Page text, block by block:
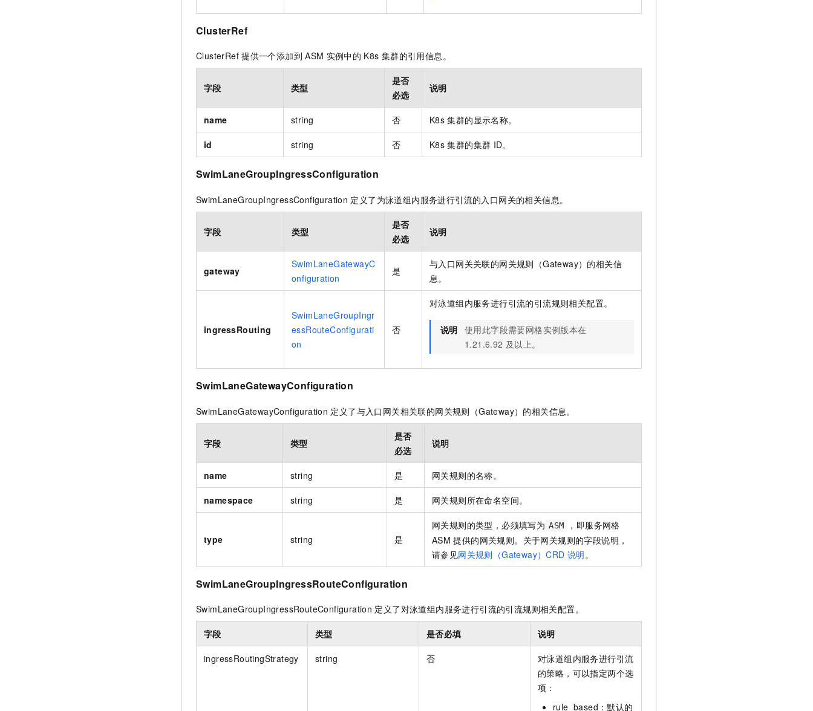
ClusterRef
ClusterRef 提供一个添加到 ASM 实例中的 K8s 集群的引用信息。
字段 类型
是否
必选
说明
name string 否 K8s 集群的显示名称。
id string 否 K8s 集群的集群 ID。
SwimLaneGroupIngressConfiguration
SwimLaneGroupIngressConfiguration 定义了为泳道组内服务进行引流的入口网关的相关信息。
字段 类型
是否
必选
说明
gateway
SwimLaneGatewayC
onfiguration
是
与入口网关关联的网关规则（Gateway）的相关信
息。
ingressRouting
SwimLaneGroupIngr
essRouteConfigurati
on
否
对泳道组内服务进行引流的引流规则相关配置。
说明 使用此字段需要网格实例版本在
1.21.6.92 及以上。
SwimLaneGatewayConfiguration
SwimLaneGatewayConfiguration 定义了与入口网关相关联的网关规则（Gateway）的相关信息。
字段 类型
是否
必选
说明
name string 是 网关规则的名称。
namespace string 是 网关规则所在命名空间。
type string 是
网关规则的类型，必须填写为 ASM
，即服务网格
ASM 提供的网关规则。 关于网关规则的字段说明，
请参见网关规则（Gateway）CRD 说明 。
SwimLaneGroupIngressRouteConfiguration
SwimLaneGroupIngressRouteConfiguration 定义了对泳道组内服务进行引流的引流规则相关配置。
字段 类型 是否必填 说明
ingressRoutingStrategy string 否
对泳道组内服务进行引流
的策略，可以指定两个选
项：
rule_based：默认的